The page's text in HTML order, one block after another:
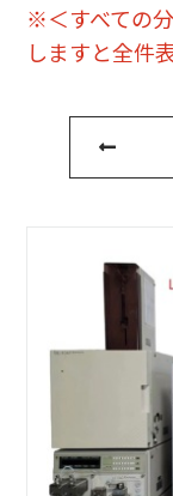
※＜すべての
しますと全件